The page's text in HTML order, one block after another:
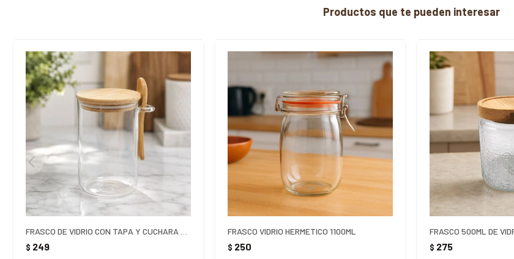
Productos que te pueden interesar
$ 249
FRASCO VIDRIO HERMETICO 1100ML
$ 250
FRASCO 500ML DE
$ 275